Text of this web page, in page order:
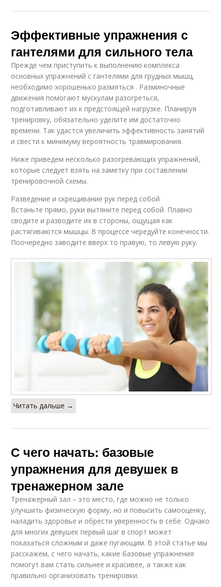
Эффективные упражнения с
гантелями для сильного тела
Прежде чем приступить к выполнению комплекса
основных упражнений с гантелями для грудных мышц,
необходимо хорошенько размяться . Разминочные
движения помогают мускулам разогреться,
подготавливают их к предстоящей нагрузке. Планируя
тренировку, обязательно уделите им достаточно
времени. Так удастся увеличить эффективность занятий
и свести к минимуму вероятность травмирования.
Ниже приведем несколько разогревающих упражнений,
которые следует взять на заметку при составлении
тренировочной схемы.
Разведение и скрещивание рук перед собой
Встаньте прямо, руки вытяните перед собой. Плавно
сводите и разводите их в стороны, ощущая как
растягиваются мышцы. В процессе чередуйте конечности.
Поочередно заводите вверх то правую, то левую руку.
Читать дальше →
С чего начать: базовые
упражнения для девушек в
тренажерном зале
Тренажерный зал – это место, где можно не только
улучшить физическую форму, но и повысить самооценку,
наладить здоровье и обрести уверенность в себе. Однако
для многих девушек первый шаг в спорт может
показаться сложным и даже пугающим. В этой статье мы
расскажем, с чего начать, какие базовые упражнения
помогут вам стать сильнее и красивее, а также как
правильно организовать тренировки.